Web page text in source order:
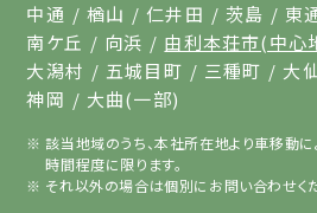
中通
楢山 仁井田 茨島 東
南ケ丘
向浜 由利本荘市(中心
大潟村
五城目町 三種町 大
神岡
大曲(一部)
該当地域のうち、本社所在地より車移動
時間程度に限ります。
それ以外の場合は個別にお問い合わせくだ